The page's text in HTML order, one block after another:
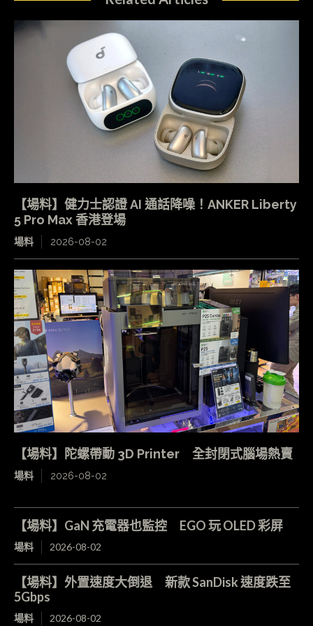
【場料】健力士認證 AI 通話降噪！ANKER Liberty
5 Pro Max 香港登場
場料 2026-08-02
【場料】陀螺帶動 3D Printer 全封閉式腦場熱賣
場料 2026-08-02
【場料】GaN 充電器也監控 EGO 玩 OLED 彩屏
場料 2026-08-02
【場料】外置速度大倒退 新款 SanDisk 速度跌至
5Gbps
場料 2026-08-02